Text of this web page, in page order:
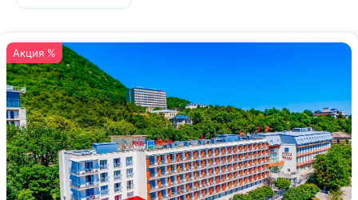
здоровья:8 800 700-15-77. Звонок и
консультация бесплатны.
Акция %